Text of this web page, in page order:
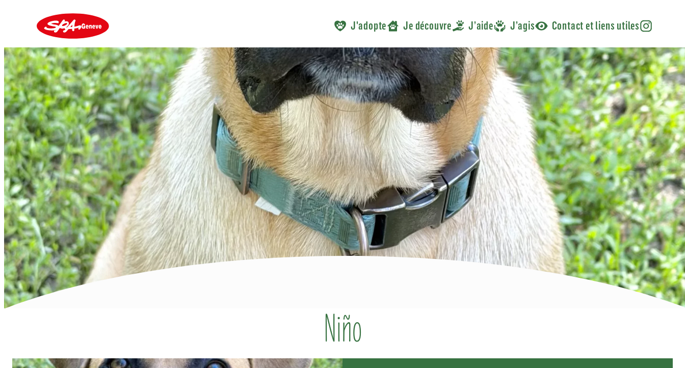
J'adopte Je découvre J’aide J’agis Contact et liens utiles
Niño